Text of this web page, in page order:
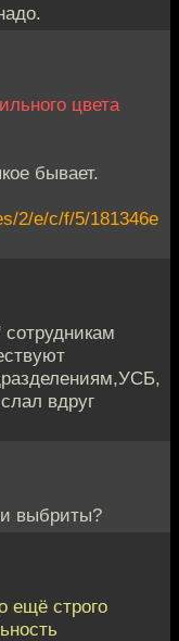
цвета
бывает.
2/e/c/f/5/181346e
вдруг
выбриты?
ещё строго